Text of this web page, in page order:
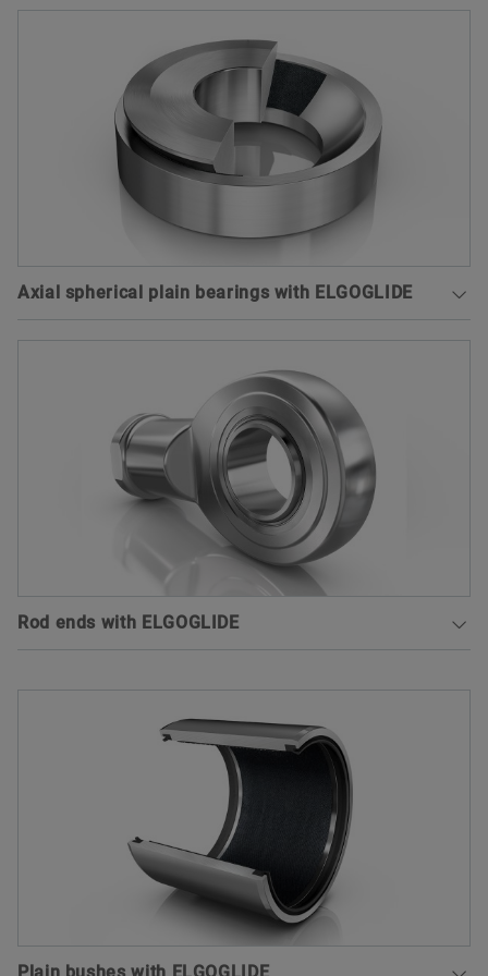
Angular contact spherical plain bearings comprise
addition to radial loads, they can also support
high axial loads.
To the medias product catalog
Axial spherical plain bearings with ELGOGLIDE
Axial spherical plain bearings comprise shaft
ELGOGLIDE®. Large spherical plain bearings from
d = 220 mm belong to the X-life premium class
To the medias product catalog
Rod ends with ELGOGLIDE
with integral shank and a maintenance-free
spherical plain bearing. They can support radial
forces in a tensile or compressive direction and
are suitable for slow movements with small or
moderate swivel angles, for unilateral loads and
under certain conditions for alternating loads
(also suitable for alternating loads with GE..-UK-
To the medias product catalog